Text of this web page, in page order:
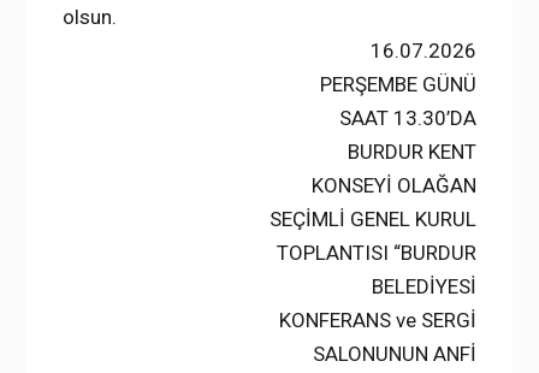
olsun.
Next
post:
16.07.2026
PERŞEMBE GÜNÜ
SAAT 13.30’DA
BURDUR KENT
KONSEYİ OLAĞAN
SEÇİMLİ GENEL KURUL
TOPLANTISI “BURDUR
BELEDİYESİ
KONFERANS ve SERGİ
SALONUNUN ANFİ